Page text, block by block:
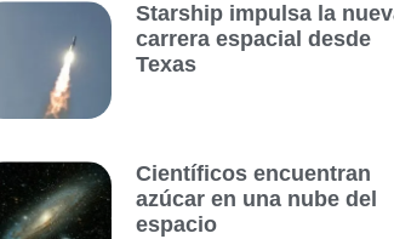
Starship impulsa la
carrera espacial desde
Texas
Científicos encuentran
azúcar en una nube del
espacio